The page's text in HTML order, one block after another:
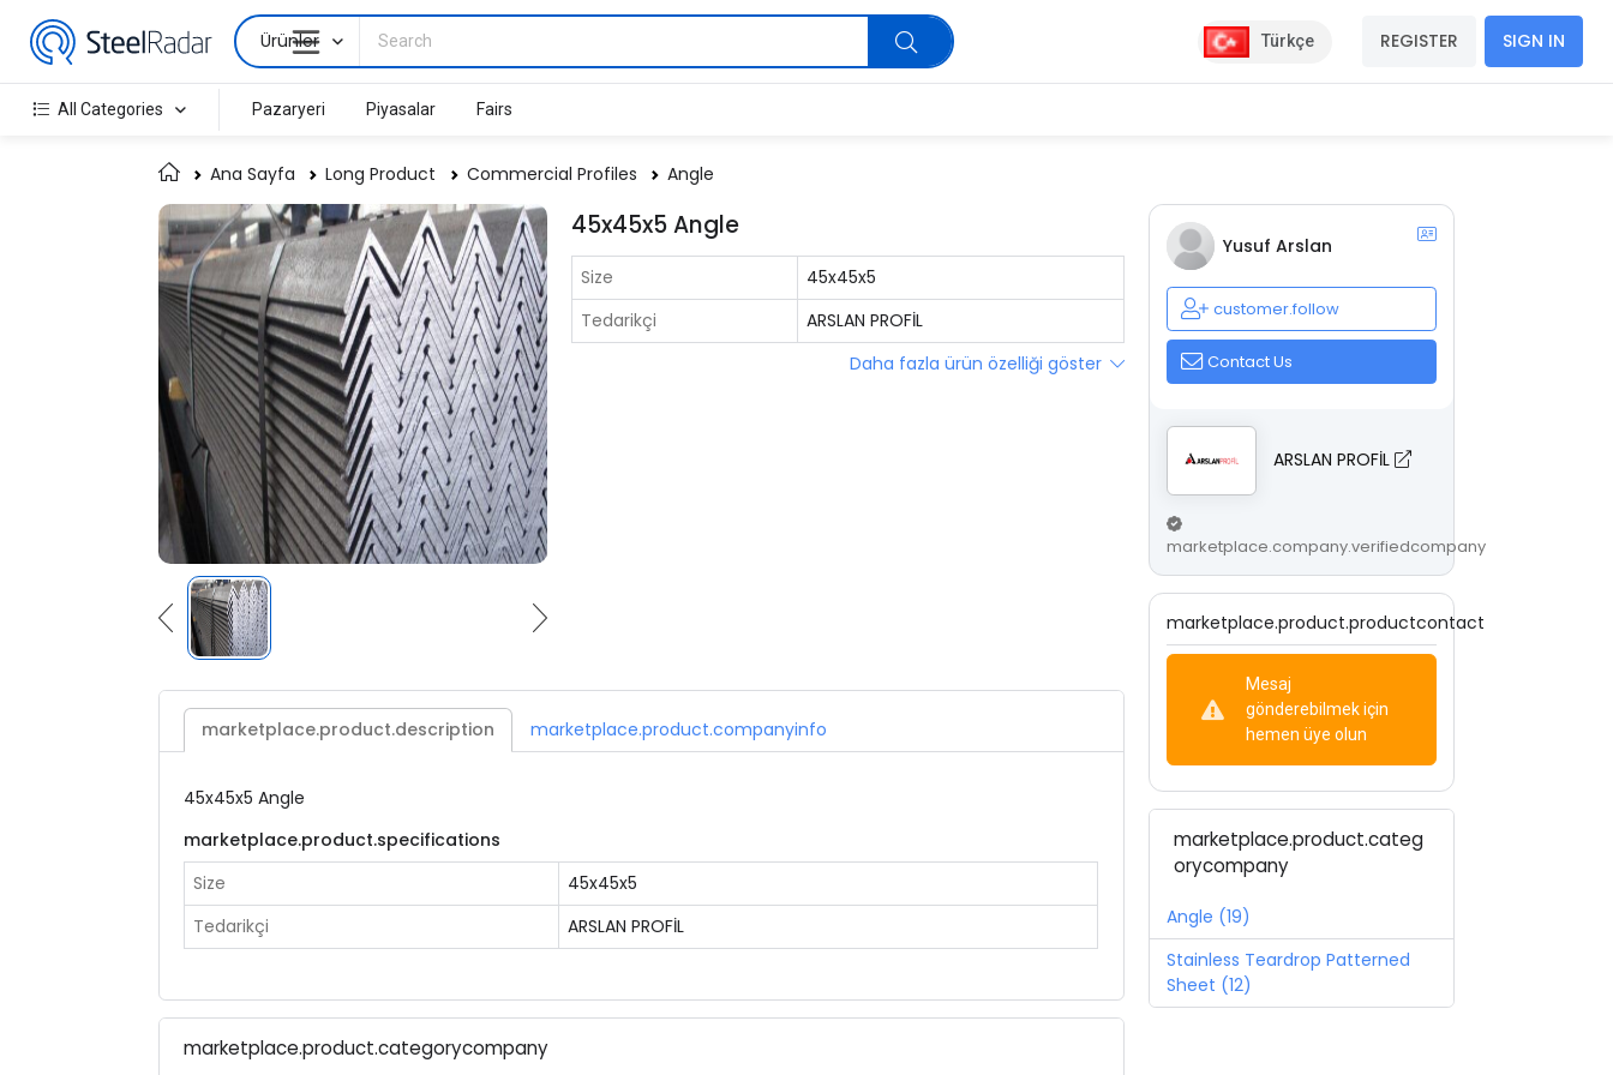
Ürünler Türkçe REGISTER SIGN IN
All Categories Pazaryeri Piyasalar Fairs
Ana Sayfa Long Product Commercial Profiles Angle
45x45x5 Angle
Size
45x45x5
Tedarikçi
ARSLAN PROFİL
Daha fazla ürün özelliği göster
marketplace.product.description marketplace.product.companyinfo
45x45x5 Angle
marketplace.product.specifications
Size
45x45x5
Tedarikçi
ARSLAN PROFİL
marketplace.product.categorycompany
Yusuf Arslan
customer.follow
Contact Us
ARSLAN PROFİL
marketplace.company.verifiedcompany
marketplace.product.productcontact
Mesaj
gönderebilmek için
hemen üye olun
marketplace.product.categ
orycompany
Angle (19)
Stainless Teardrop Patterned
Sheet (12)